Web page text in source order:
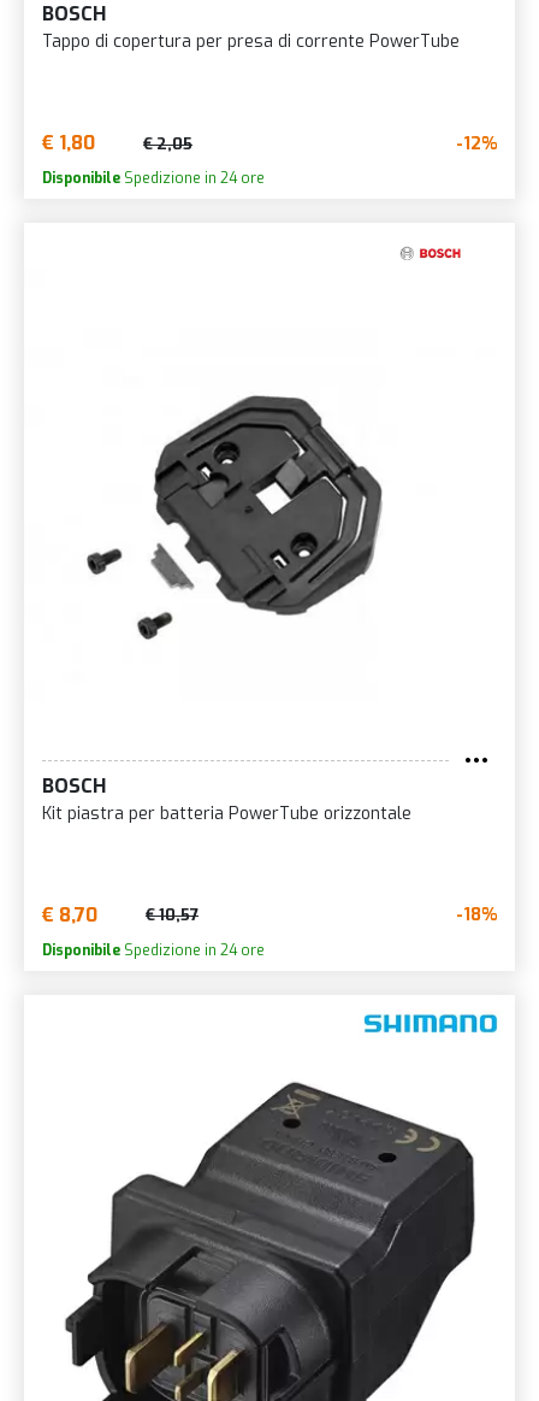
BOSCH
Tappo di copertura per presa di corrente PowerTube
€ 1,80 € 2,05 -12%
Disponibile Spedizione in 24 ore
BOSCH
Kit piastra per batteria PowerTube orizzontale
€ 8,70 € 10,57 -18%
Disponibile Spedizione in 24 ore